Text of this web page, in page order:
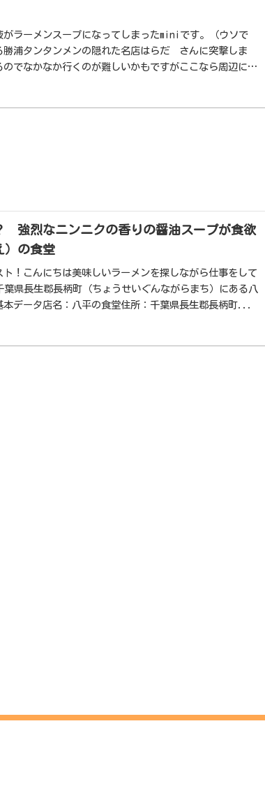
ラーメンスープになってしまったminiです。（ウソで
勝浦タンタンメンの隠れた名店はらだ さんに突撃しま
でなかなか行くのが難しいかもですがここなら周辺に
強烈なニンニクの香りの醤油スープが食欲
）の食堂
！こんにちは美味しいラーメンを探しながら仕事をして
県長生郡長柄町（ちょうせいぐんながらまち）にある八
データ店名：八平の食堂住所：千葉県長生郡長柄町...